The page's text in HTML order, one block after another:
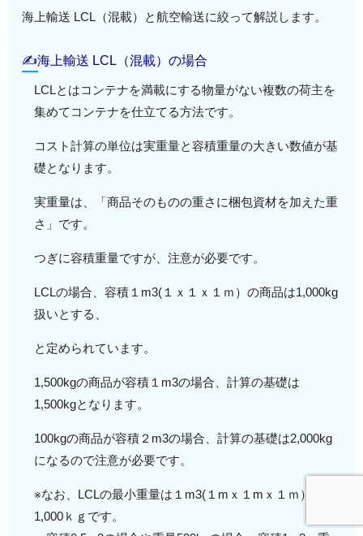
海上輸送 LCL（混載）と航空輸送に絞って解説します。
✍海上輸送 LCL（混載）の場合
LCLとはコンテナを満載にする物量がない複数の荷主を
集めてコンテナを仕立てる方法です。
コスト計算の単位は実重量と容積重量の大きい数値が基
礎となります。
実重量は、「商品そのものの重さに梱包資材を加えた重
さ」です。
つぎに容積重量ですが、注意が必要です。
LCLの場合、容積１m3(１ｘ１ｘ１ｍ）の商品は1,000kg
扱いとする、
と定められています。
1,500kgの商品が容積１m3の場合、計算の基礎は
1,500kgとなります。
100kgの商品が容積２m3の場合、計算の基礎は2,000kg
になるので注意が必要です。
※なお、LCLの最小重量は１m3(１mｘ１mｘ１ｍ）、
1,000ｋｇです。